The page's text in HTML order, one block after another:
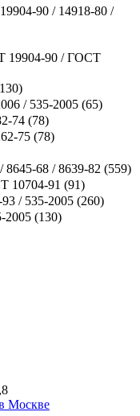
90 / 14918-80 /
19904-90 / ГОСТ
130)
/ 535-2005 (65)
74 (78)
75 (78)
68 / 8639-82 (559)
10704-91 (91)
/ 535-2005 (260)
2005 (130)
Москве